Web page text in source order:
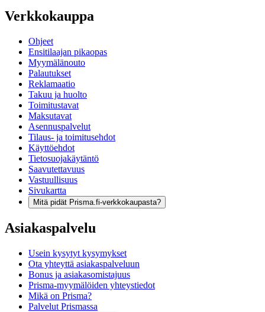
Verkkokauppa
Ohjeet
Ensitilaajan pikaopas
Myymälänouto
Palautukset
Reklamaatio
Takuu ja huolto
Toimitustavat
Maksutavat
Asennuspalvelut
Tilaus- ja toimitusehdot
Käyttöehdot
Tietosuojakäytäntö
Saavutettavuus
Vastuullisuus
Sivukartta
Mitä pidät Prisma.fi-verkkokaupasta?
Asiakaspalvelu
Usein kysytyt kysymykset
Ota yhteyttä asiakaspalveluun
Bonus ja asiakasomistajuus
Prisma-myymälöiden yhteystiedot
Mikä on Prisma?
Palvelut Prismassa